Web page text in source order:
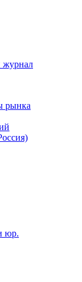
журнал
рынка
юр.